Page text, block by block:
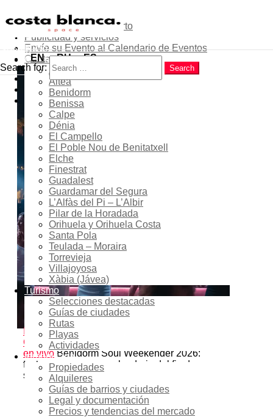
Sobre el proyecto
Contribuye como experto
Publicidad y servicios
Envíe su Evento al Calendario de Eventos
Contactos
Popular
Latest
Trending
Inicio
Costa Blanca
Alicante
Altea
Benidorm
Benissa
Calpe
Dénia
El Campello
El Poble Nou de Benitatxell
Elche
Finestrat
Guadalest
Guardamar del Segura
L’Alfàs del Pi – L’Albir
Pilar de la Horadada
Orihuela y Orihuela Costa
Santa Pola
Teulada – Moraira
Torrevieja
Villajoyosa
Xàbia (Jávea)
Turismo
Selecciones destacadas
Guías de ciudades
Rutas
Playas
Actividades
Inmobiliaria
Propiedades
Alquileres
Guías de barrios y ciudades
Legal y documentación
Precios y tendencias del mercado
EN RU ES
Menu
Search
Search for:
Search
Benidorm Soul Weekender
2026: fechas, programa y
calendario del fin de
semana soul en la Costa
Blanca
15 - 17 May 2026
¡Expirado!
19:00 - 23:55
Location
Benidorm
Inicio Events - Costa Blanca Space
Comunidad expatriada
en vivo Benidorm Soul Weekender 2026:
fechas, programa y calendario del fin de
semana soul en la Costa Blanca
2shares